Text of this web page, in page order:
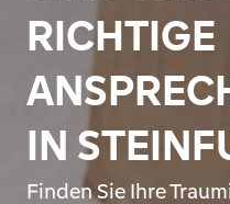
RICHTIGE
IN
Finden Sie Ihre